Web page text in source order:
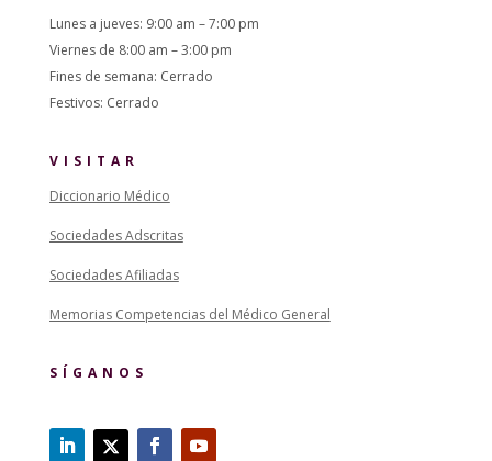
Lunes a jueves: 9:00 am – 7:00 pm
Viernes de 8:00 am – 3:00 pm
Fines de semana: Cerrado
Festivos: Cerrado
VISITAR
Diccionario Médico
Sociedades Adscritas
Sociedades Afiliadas
Memorias Competencias del Médico General
SÍGANOS